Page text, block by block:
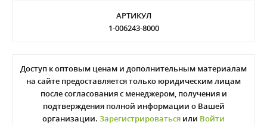
АРТИКУЛ
1-006243-8000
Доступ к оптовым ценам и дополнительным материалам
на сайте предоставляется только юридическим лицам
после согласования с менеджером, получения и
подтверждения полной информации о Вашей
организации. Зарегистрироваться или Войти